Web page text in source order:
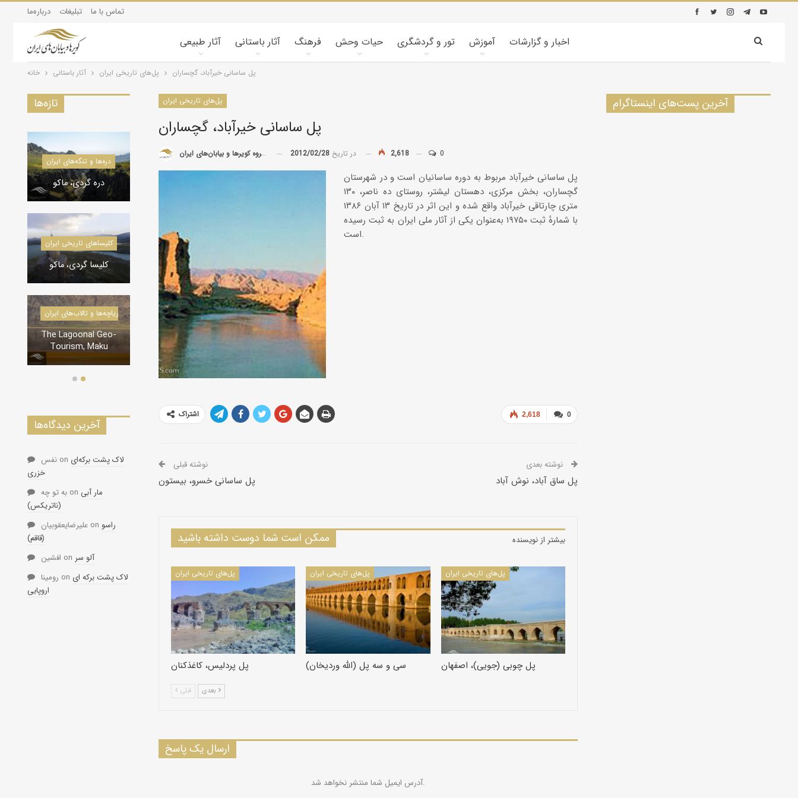
درباره‌ما تبلیغات تماس با ما
آثار طبیعی آثار باستانی فرهنگ حیات وحش تور و گردشگری آموزش اخبار و گزارشات
خانه آثار باستانی پل‌های تاریخی ایران پل ساسانی خیرآباد، گچساران
پل‌های تاریخی ایران
پل ساسانی خیرآباد، گچساران
توسط گروه کویرها و بیابان‌های ایران در تاریخ 2012/02/28 2,618 0
پل ساسانی خیرآباد مربوط به دوره ساسانیان است و در شهرستان
گچساران، بخش مرکزی، دهستان لیشتر، روستای ده ناصر، ۱۳۰
متری چارتاقی خیرآباد واقع شده و این اثر در تاریخ ۱۳ آبان ۱۳۸۶
با شمارهٔ ثبت ۱۹۷۵۰ به‌عنوان یکی از آثار ملی ایران به ثبت رسیده
است.
0
2,618 اشتراک
نوشته قبلی
پل ساسانی خسرو، بیستون پل ساق‌ آباد، نوش آباد
ممکن است شما دوست داشته باشید بیشتر از نویسنده
پل‌های تاریخی ایران
پل پردلیس، کاغذکنان
پل‌های تاریخی ایران
سی و سه پل (الله وردیخان)
پل‌های تاریخی ایران
پل چوبی (جویی)، اصفهان
قبلی
ارسال یک پاسخ
آدرس ایمیل شما منتشر نخواهد شد.
آخرین پست‌های اینستاگرام تازه‌ها
دره‌ها و تنگه‌های ایران
دره گردی، ماکو
کلیسا‌های تاریخی ایران
کلیسا گردی، ماکو
درياچه‌‌ها و تالاب‌های ایران
The Lagoonal Geo-
Tourism, Maku
کویرشناسی
کاروانسرای رباط زین
الدین، مهریز
دره‌ها و تنگه‌های ایران
تنگه لی لی، دورود
آخرین دیدگاه‌ها
نفس on لاک پشت برکه‌ای
خزری
به تو چه on مار آبی
(ناتریکس)
علیرضایعقوبیان on راسو
(قاقم)
افشین on آلو سر
رومینا on لاک پشت برکه ای
اروپایی